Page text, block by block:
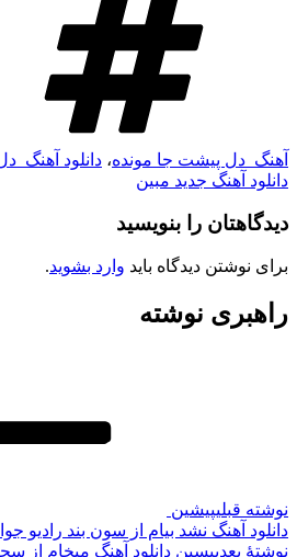
آهنگ دل پیشت جا مونده، دانلود آهنگ
دانلود آهنگ جدید مبین
دیدگاهتان را بنویسید
برای نوشتن دیدگاه باید وارد بشوید.
راهبری نوشته
نوشته قبلیپیشین
دانلود آهنگ نشد بیام از سون بند رادیو
نوشته‌ٔ بعدیپسین دانلود آهنگ میخام از